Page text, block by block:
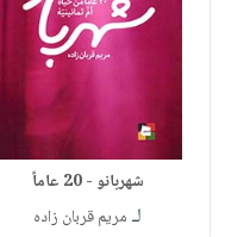
شهربانو - 20 عاماً
لـ مريم قربان زاده